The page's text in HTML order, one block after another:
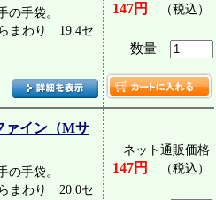
の手袋。
まわり 19.4セ
147円 （税込）
数量
イン（Mサ
の手袋。
まわり 20.0セ
ネット通販価格
147円 （税込）